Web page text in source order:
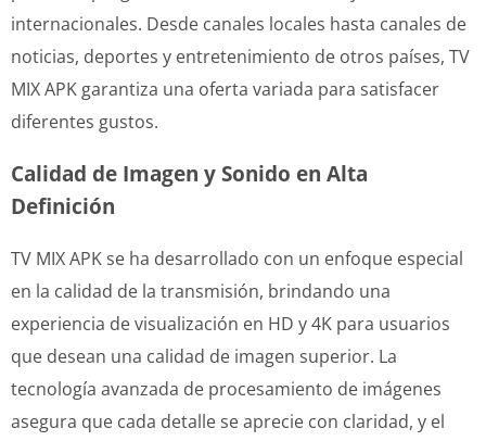
internacionales. Desde canales locales hasta canales de
noticias, deportes y entretenimiento de otros países, TV
MIX APK garantiza una oferta variada para satisfacer
diferentes gustos.
Calidad de Imagen y Sonido en Alta
Definición
TV MIX APK se ha desarrollado con un enfoque especial
en la calidad de la transmisión, brindando una
experiencia de visualización en HD y 4K para usuarios
que desean una calidad de imagen superior. La
tecnología avanzada de procesamiento de imágenes
asegura que cada detalle se aprecie con claridad, y el